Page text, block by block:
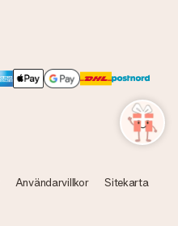
Användarvillkor Sitekarta